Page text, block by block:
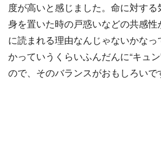
度が高いと感じました。命に対す
身を置いた時の戸惑いなどの共感
に読まれる理由なんじゃないかな
かっていうくらいふんだんに“キュ
ので、そのバランスがおもしろいで